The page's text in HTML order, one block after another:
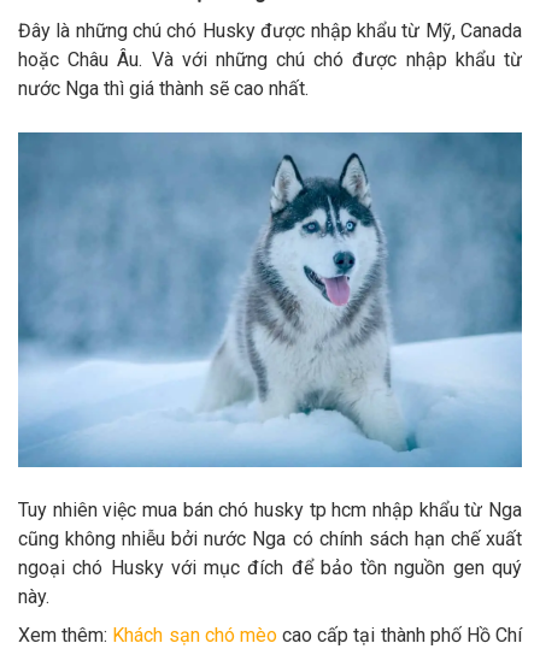
Đây là những chú chó Husky được nhập khẩu từ Mỹ, Canada
hoặc Châu Âu. Và với những chú chó được nhập khẩu từ
nước Nga thì giá thành sẽ cao nhất.
Tuy nhiên việc mua bán chó husky tp hcm nhập khẩu từ Nga
cũng không nhiễu bởi nước Nga có chính sách hạn chế xuất
ngoại chó Husky với mục đích để bảo tồn nguồn gen quý
này.
Xem thêm: Khách sạn chó mèocao cấp tại thành phố Hồ Chí